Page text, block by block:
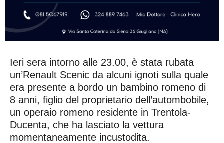
Ieri sera intorno alle 23.00, è stata rubata
un’Renault Scenic da alcuni ignoti sulla quale
era presente a bordo un bambino romeno di
8 anni, figlio del proprietario dell’autombobile,
un operaio romeno residente in Trentola-
Ducenta, che ha lasciato la vettura
momentaneamente incustodita.